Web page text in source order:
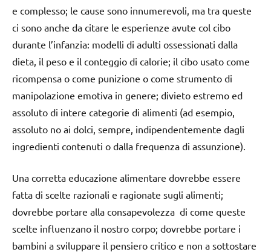
e complesso; le cause sono innumerevoli, ma tra queste
ci sono anche da citare le esperienze avute col cibo
durante l’infanzia: modelli di adulti ossessionati dalla
dieta, il peso e il conteggio di calorie; il cibo usato come
ricompensa o come punizione o come strumento di
manipolazione emotiva in genere; divieto estremo ed
assoluto di intere categorie di alimenti (ad esempio,
assoluto no ai dolci, sempre, indipendentemente dagli
ingredienti contenuti o dalla frequenza di assunzione).
Una corretta educazione alimentare dovrebbe essere
fatta di scelte razionali e ragionate sugli alimenti;
dovrebbe portare alla consapevolezza di come queste
scelte influenzano il nostro corpo; dovrebbe portare i
bambini a sviluppare il pensiero critico e non a sottostare